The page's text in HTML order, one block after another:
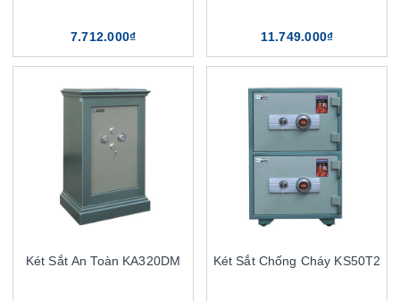
7.712.000₫ 11.749.000₫
Két Sắt An Toàn KA320DM Két Sắt Chống Cháy KS50T2